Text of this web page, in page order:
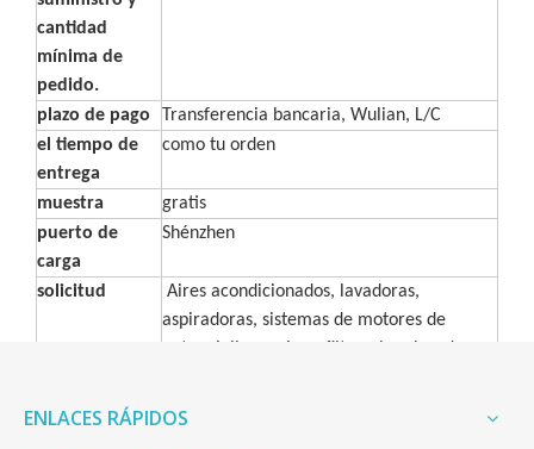
cantidad
mínima de
pedido.
plazo de pago
Transferencia bancaria, Wulian, L/C
el tiempo de
entrega
como tu orden
muestra
gratis
puerto de
carga
Shénzhen
solicitud
Aires acondicionados, lavadoras,
aspiradoras, sistemas de motores de
ENLACES RÁPIDOS